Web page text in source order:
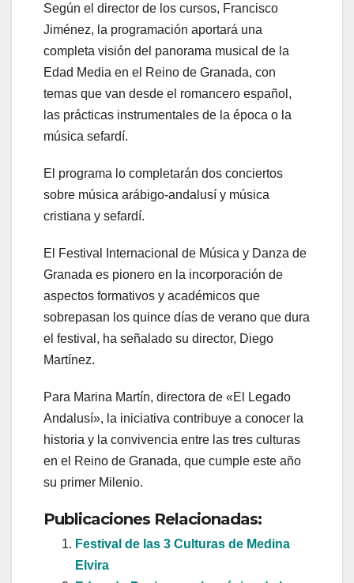
Según el director de los cursos, Francisco
Jiménez, la programación aportará una
completa visión del panorama musical de la
Edad Media en el Reino de Granada, con
temas que van desde el romancero español,
las prácticas instrumentales de la época o la
música sefardí.
El programa lo completarán dos conciertos
sobre música arábigo-andalusí y música
cristiana y sefardí.
El Festival Internacional de Música y Danza de
Granada es pionero en la incorporación de
aspectos formativos y académicos que
sobrepasan los quince días de verano que dura
el festival, ha señalado su director, Diego
Martínez.
Para Marina Martín, directora de «El Legado
Andalusí», la iniciativa contribuye a conocer la
historia y la convivencia entre las tres culturas
en el Reino de Granada, que cumple este año
su primer Milenio.
Publicaciones Relacionadas:
Festival de las 3 Culturas de Medina
Elvira